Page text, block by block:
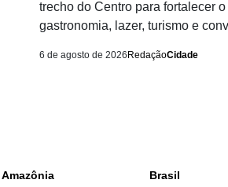
trecho do Centro para fortalecer
gastronomia, lazer, turismo e
6 de agosto de 2026 RedaçãoCidade
Amazônia Brasil